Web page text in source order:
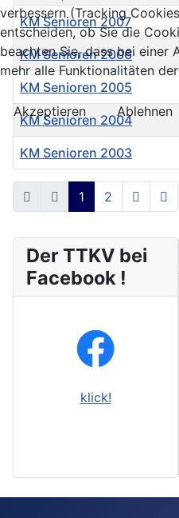
Beiträge
KM Senioren 2007
KM Senioren 2006
KM Senioren 2005
KM Senioren 2004
KM Senioren 2003
1 2
Der TTKV bei
Facebook !
klick!
verbessern (Tracking
entscheiden, ob Sie die
beachten Sie, dass bei einer
mehr alle Funktionalitäten
Akzeptieren Ablehnen